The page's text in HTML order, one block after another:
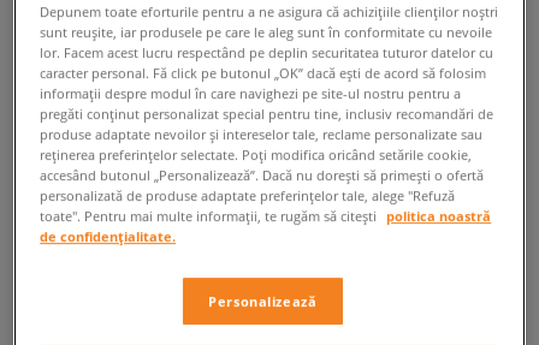
ROXY LA SIZEER - RUCSACURI ȘI FLIP-
FLOPS DIRECT DIN AUSTRALIA!
Roxy este o linie de îmbrăcăminte, pantofi și accesorii pentru femei care
a funcționat inițial ca parte a mărcii australiene Quiksilver, oferind
produse excelente pentru surferi și fanii acestui sport. A apărut pentru
prima dată pe piață în 1990 ca o colecție Surf și Lifestyle pentru femei.
Simțind potențialul neexploatat, compania a decis să transforme
această colecție într-un brand independent pentru femei. Încă de la
funcționalitatea și un design pozitiv inspirat de plajele însorite când vine
Depunem toate eforturile pentru a ne asigura că achizițiile clienților noștri
sunt reușite, iar produsele pe care le aleg sunt în conformitate cu nevoile
lor. Facem acest lucru respectând pe deplin securitatea tuturor datelor cu
caracter personal. Fă click pe butonul „OK” dacă ești de acord să folosim
informații despre modul în care navighezi pe site-ul nostru pentru a
pregăti conținut personalizat special pentru tine, inclusiv recomandări de
produse adaptate nevoilor și intereselor tale, reclame personalizate sau
reținerea preferințelor selectate. Poți modifica oricând setările cookie,
accesând butonul „Personalizează”. Dacă nu dorești să primești o ofertă
personalizată de produse adaptate preferințelor tale, alege "Refuză
toate". Pentru mai multe informații, te rugăm să citești
politica noastră
de confidențialitate.
Personalizează